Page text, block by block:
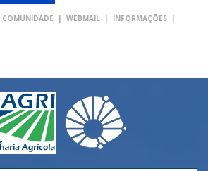
COMUNIDADE | WEBMAIL | INFORMAÇÕES |